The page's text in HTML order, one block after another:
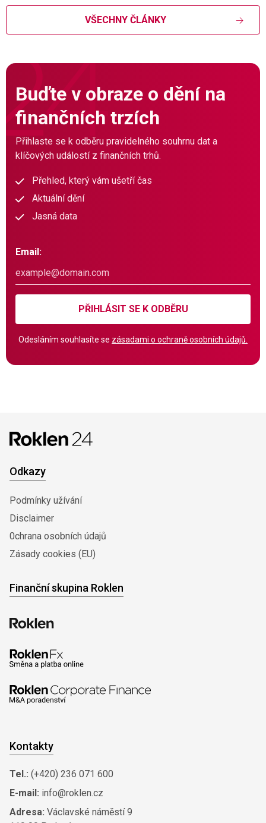
VŠECHNY ČLÁNKY
Buďte v obraze o dění na
finančních trzích
Přihlaste se k odběru pravidelného souhrnu dat a
klíčových událostí z finančních trhů.
Přehled, který vám ušetří čas
Aktuální dění
Jasná data
Email:
PŘIHLÁSIT SE K ODBĚRU
Odesláním souhlasíte se zásadami o ochraně osobních údajů.
Odkazy
Podmínky užívání
Disclaimer
0chrana osobních údajů
Zásady cookies (EU)
Finanční skupina Roklen
Kontakty
Tel.: (+420) 236 071 600
E-mail: info@roklen.cz
Adresa: Václavské náměstí 9